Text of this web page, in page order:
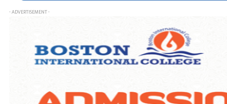
- ADVERTISEMENT -